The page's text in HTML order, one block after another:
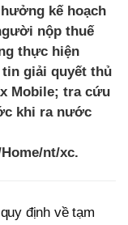
kế hoạch
nộp thuế
thực hiện
giải quyết thủ
Mobile; tra cứu
khi ra nước
nt/xc.
định về tạm